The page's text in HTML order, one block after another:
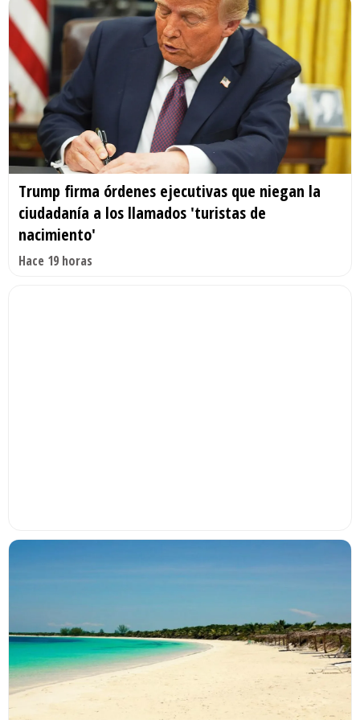
Trump firma órdenes ejecutivas que niegan la
ciudadanía a los llamados 'turistas de
nacimiento'
Hace 19 horas